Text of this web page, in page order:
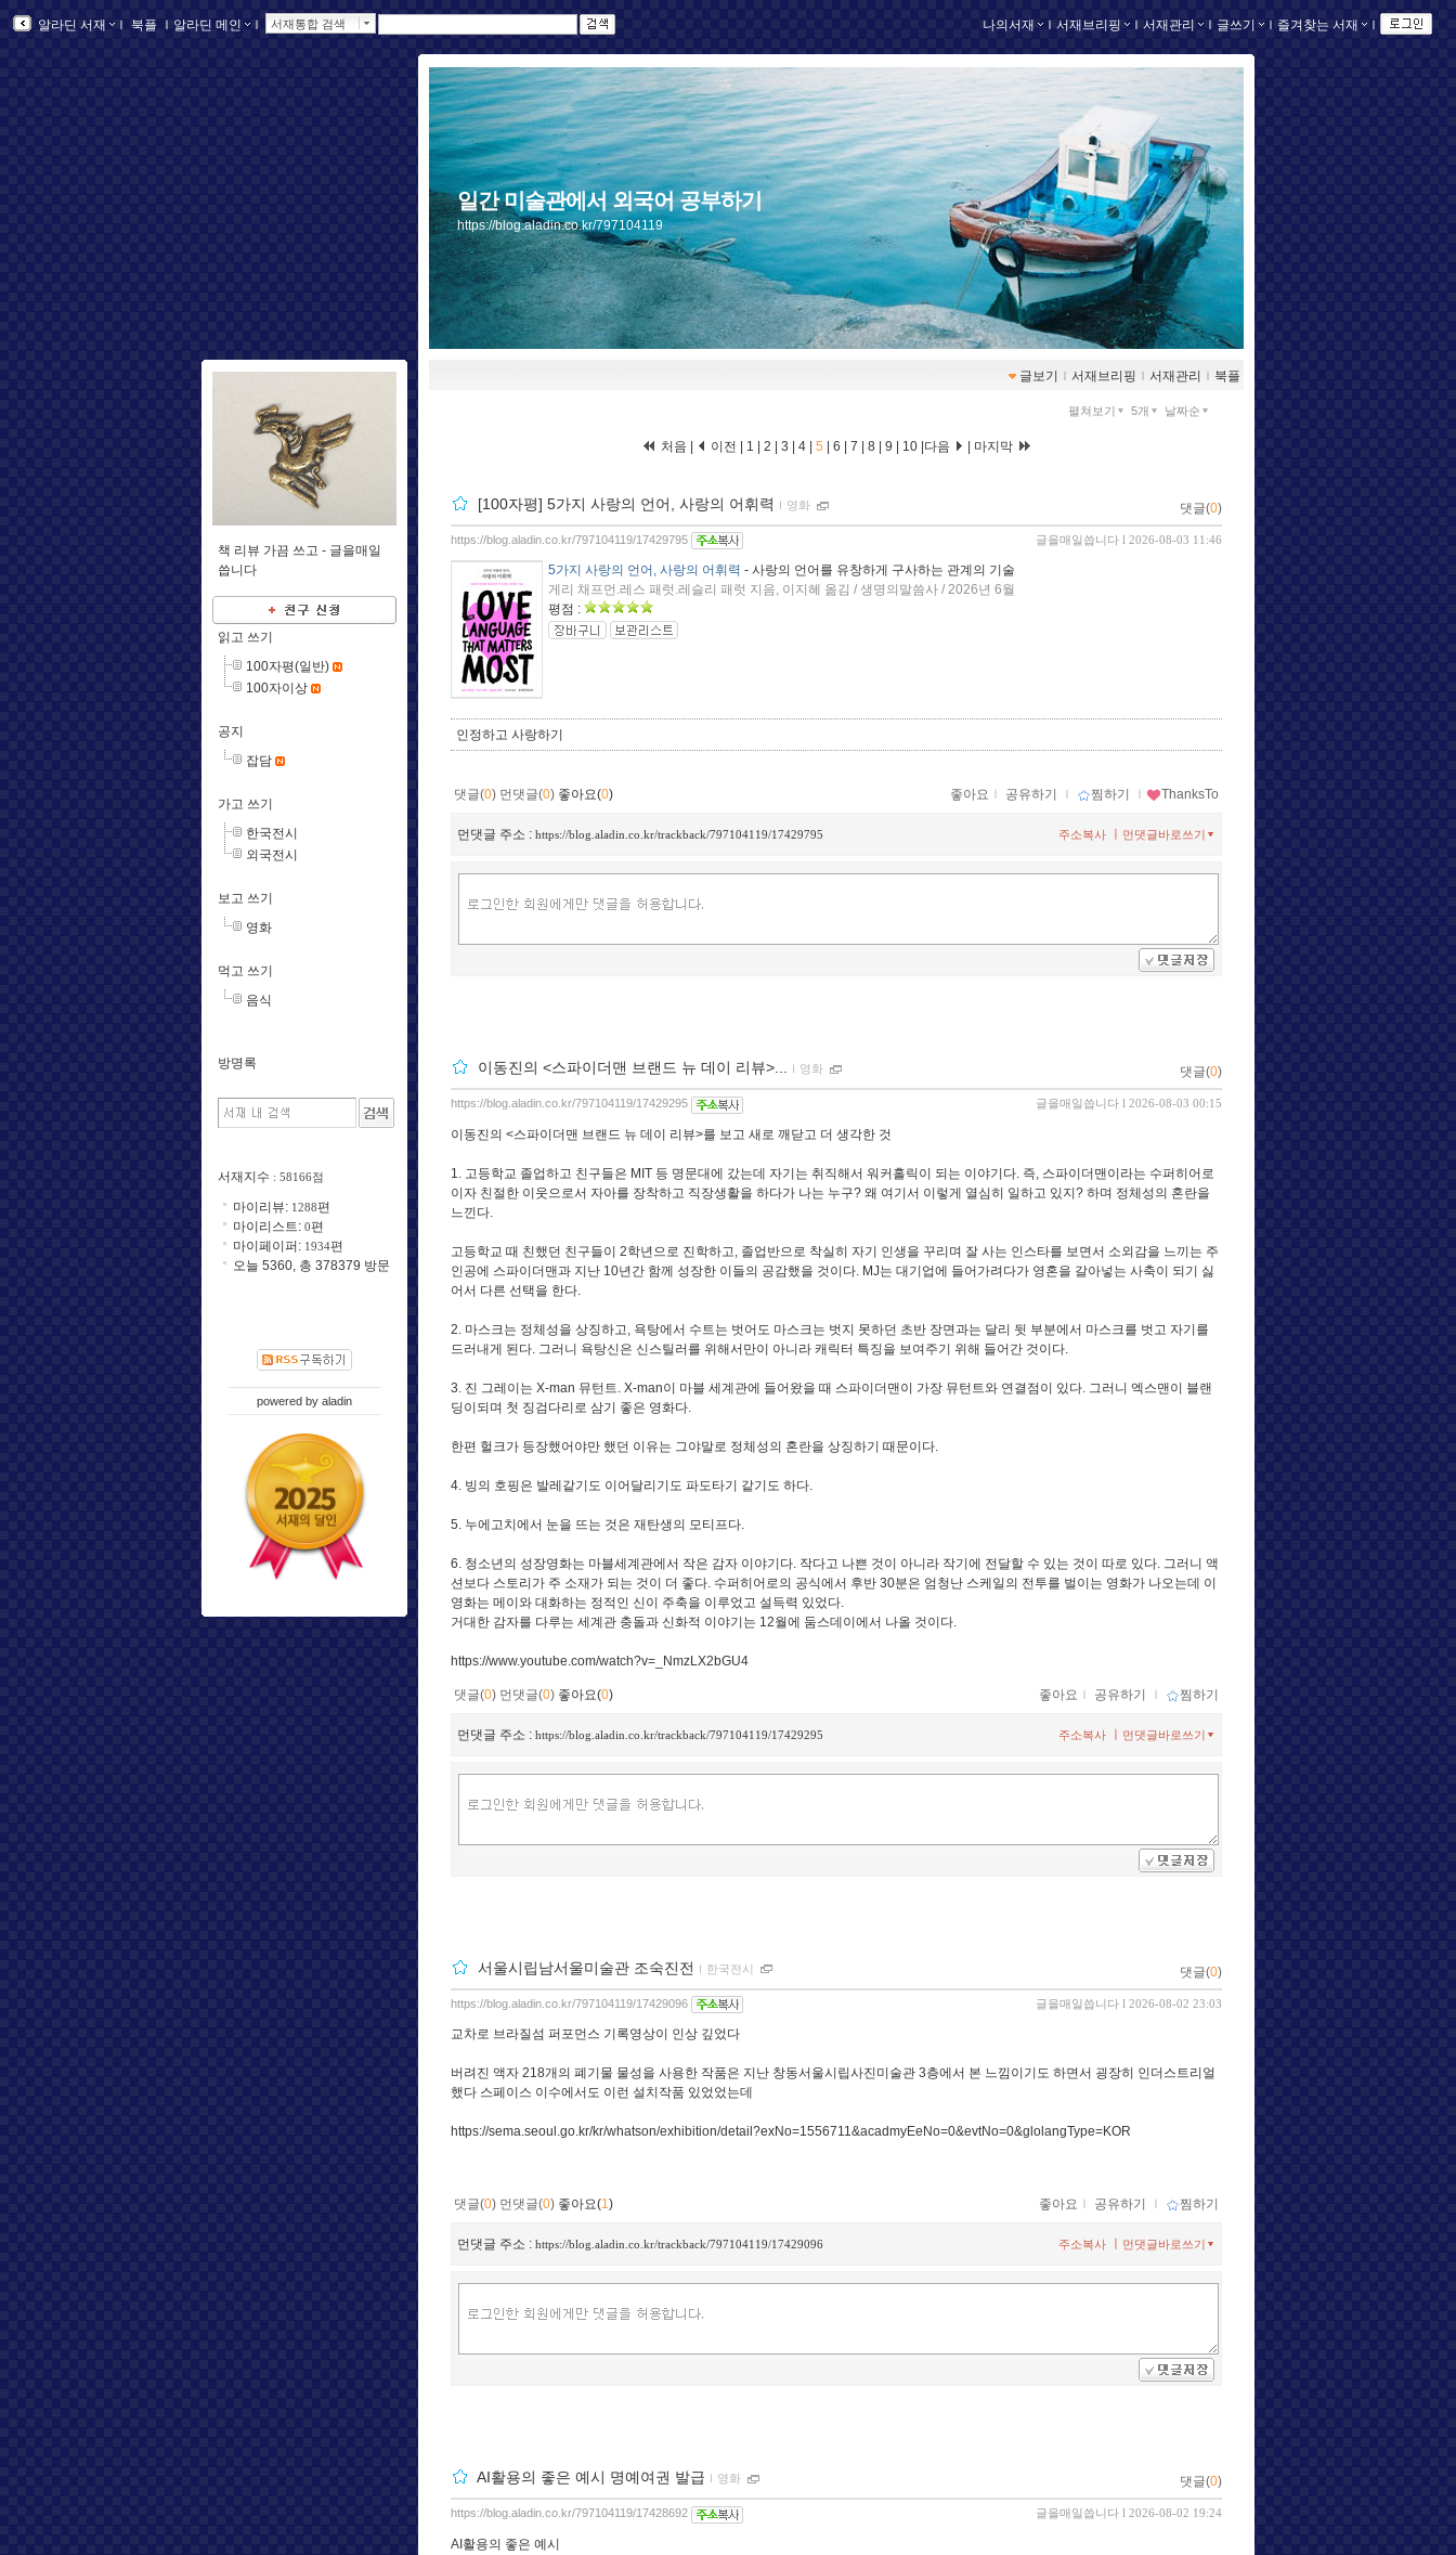
알라딘 서재 ｌ 북플 ｌ 알라딘 메인 ｌ 서재통합 검색 나의서재 ｌ 서재브리핑 ｌ 서재관리 ｌ 글쓰기 ｌ 즐겨찾는 서재 ｌ
일간 미술관에서 외국어 공부하기
https://blog.aladin.co.kr/797104119
글보기 ｌ 서재브리핑 ｌ 서재관리 ｌ 북플
펼쳐보기 5개 날짜순
처음 이전 1 2 3 4 5 6 7 8 9 10 다음 마지막
[100자평] 5가지 사랑의 언어, 사랑의 어휘력 ｌ 영화 댓글(0)
글을매일씁니다 l 2026-08-03 11:46
https://blog.aladin.co.kr/797104119/17429795
5가지 사랑의 언어, 사랑의 어휘력 - 사랑의 언어를 유창하게 구사하는 관계의 기술
게리 채프먼.레스 패럿.레슬리 패럿 지음, 이지혜 옮김 / 생명의말씀사 / 2026년 6월
평점 :
인정하고 사랑하기
댓글(0) 먼댓글(0) 좋아요(0) 좋아요 ｌ 공유하기 ｌ 찜하기 ｌ ThanksTo
먼댓글 주소 : https://blog.aladin.co.kr/trackback/797104119/17429795 먼댓글바로쓰기
주소복사
이동진의 <스파이더맨 브랜드 뉴 데이 리뷰>... ｌ 영화 댓글(0)
글을매일씁니다 l 2026-08-03 00:15
https://blog.aladin.co.kr/797104119/17429295
이동진의 <스파이더맨 브랜드 뉴 데이 리뷰>를 보고 새로 깨닫고 더 생각한 것
1. 고등학교 졸업하고 친구들은 MIT 등 명문대에 갔는데 자기는 취직해서 워커홀릭이 되는 이야기다. 즉, 스파이더맨이라는 수퍼히어로
이자 친절한 이웃으로서 자아를 장착하고 직장생활을 하다가 나는 누구? 왜 여기서 이렇게 열심히 일하고 있지? 하며 정체성의 혼란을
느낀다.
고등학교 때 친했던 친구들이 2학년으로 진학하고, 졸업반으로 착실히 자기 인생을 꾸리며 잘 사는 인스타를 보면서 소외감을 느끼는 주
인공에 스파이더맨과 지난 10년간 함께 성장한 이들의 공감했을 것이다. MJ는 대기업에 들어가려다가 영혼을 갈아넣는 사축이 되기 싫
어서 다른 선택을 한다.
2. 마스크는 정체성을 상징하고, 욕탕에서 수트는 벗어도 마스크는 벗지 못하던 초반 장면과는 달리 뒷 부분에서 마스크를 벗고 자기를
드러내게 된다. 그러니 욕탕신은 신스틸러를 위해서만이 아니라 캐릭터 특징을 보여주기 위해 들어간 것이다.
3. 진 그레이는 X-man 뮤턴트. X-man이 마블 세계관에 들어왔을 때 스파이더맨이 가장 뮤턴트와 연결점이 있다. 그러니 엑스맨이 블랜
딩이되며 첫 징검다리로 삼기 좋은 영화다.
한편 헐크가 등장했어야만 했던 이유는 그야말로 정체성의 혼란을 상징하기 때문이다.
4. 빙의 호핑은 발레같기도 이어달리기도 파도타기 같기도 하다.
5. 누에고치에서 눈을 뜨는 것은 재탄생의 모티프다.
6. 청소년의 성장영화는 마블세계관에서 작은 감자 이야기다. 작다고 나쁜 것이 아니라 작기에 전달할 수 있는 것이 따로 있다. 그러니 액
션보다 스토리가 주 소재가 되는 것이 더 좋다. 수퍼히어로의 공식에서 후반 30분은 엄청난 스케일의 전투를 벌이는 영화가 나오는데 이
영화는 메이와 대화하는 정적인 신이 주축을 이루었고 설득력 있었다.
거대한 감자를 다루는 세계관 충돌과 신화적 이야기는 12월에 둠스데이에서 나올 것이다.
https://www.youtube.com/watch?v=_NmzLX2bGU4
댓글(0) 먼댓글(0) 좋아요(0) 좋아요 ｌ 공유하기 ｌ 찜하기
먼댓글 주소 : https://blog.aladin.co.kr/trackback/797104119/17429295 먼댓글바로쓰기
주소복사
서울시립남서울미술관 조숙진전 ｌ 한국전시 댓글(0)
글을매일씁니다 l 2026-08-02 23:03
https://blog.aladin.co.kr/797104119/17429096
교차로 브라질섬 퍼포먼스 기록영상이 인상 깊었다
버려진 액자 218개의 폐기물 물성을 사용한 작품은 지난 창동서울시립사진미술관 3층에서 본 느낌이기도 하면서 굉장히 인더스트리얼
했다 스페이스 이수에서도 이런 설치작품 있었었는데
https://sema.seoul.go.kr/kr/whatson/exhibition/detail?exNo=1556711&acadmyEeNo=0&evtNo=0&glolangType=KOR
댓글(0) 먼댓글(0) 좋아요(1) 좋아요 ｌ 공유하기 ｌ 찜하기
먼댓글 주소 : https://blog.aladin.co.kr/trackback/797104119/17429096 먼댓글바로쓰기
주소복사
AI활용의 좋은 예시 명예여권 발급 ｌ 영화 댓글(0)
글을매일씁니다 l 2026-08-02 19:24
https://blog.aladin.co.kr/797104119/17428692
AI활용의 좋은 예시
책 리뷰 가끔 쓰고 - 글을매일
씁니다
읽고 쓰기
100자평(일반)
100자이상
공지
잡담
가고 쓰기
한국전시
외국전시
보고 쓰기
영화
먹고 쓰기
음식
방명록
서재지수 : 58166점
마이리뷰: 1288편
마이리스트: 0편
마이페이퍼: 1934편
오늘 5360, 총 378379 방문
powered by aladin